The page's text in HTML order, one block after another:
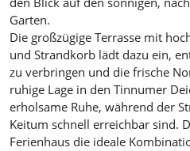
Garten.
Die großzügige Terrasse mit
und Strandkorb lädt dazu ein,
zu verbringen und die frische
ruhige Lage in den Tinnumer
erholsame Ruhe, während der
Keitum schnell erreichbar sind.
Ferienhaus die ideale